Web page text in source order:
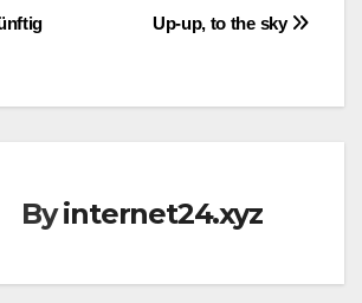
Up-up, to the sky
Byinternet24.xyz